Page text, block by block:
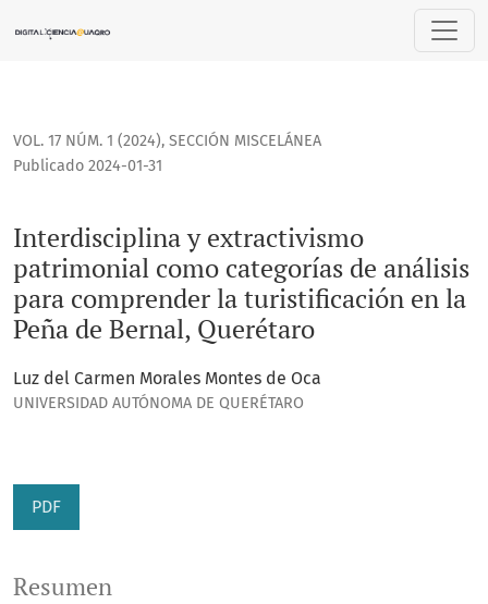
Interdisciplina y extractivismo patrimonial como
VOL. 17 NÚM. 1 (2024), SECCIÓN MISCELÁNEA
Interdisciplina y extractivismo
patrimonial como categorías de análisis
para comprender la turistificación en la
Peña de Bernal, Querétaro
Publicado 2024-01-31
Luz del Carmen Morales Montes de Oca
UNIVERSIDAD AUTÓNOMA DE QUERÉTARO
PDF
Resumen